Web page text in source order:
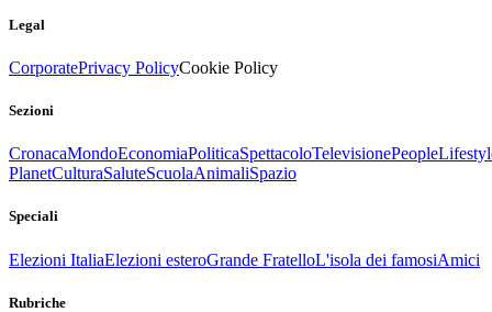
Legal
CorporatePrivacy PolicyCookie Policy
Sezioni
CronacaMondoEconomiaPoliticaSpettacoloTelevisionePeople
PlanetCulturaSaluteScuolaAnimaliSpazio
Speciali
Elezioni ItaliaElezioni esteroGrande FratelloL'isola dei famosiAmici
Rubriche